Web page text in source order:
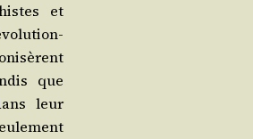
et
que
leur